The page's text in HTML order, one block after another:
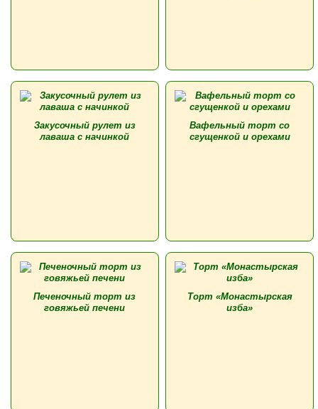
Закусочный рулет из
лаваша с начинкой
Вафельный торт со
сгущенкой и орехами
Печеночный торт из
говяжьей печени
Торт «Монастырская
изба»